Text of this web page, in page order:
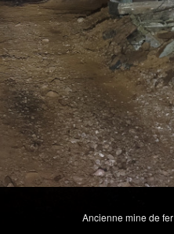
Ancienne mine de fer